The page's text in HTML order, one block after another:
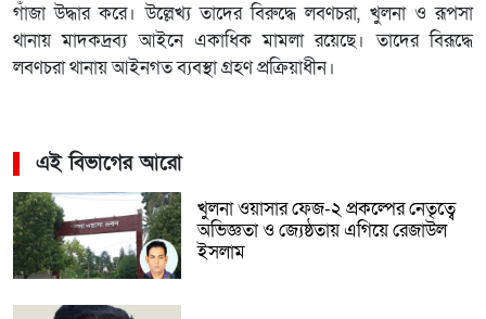
গাঁজা উদ্ধার করে। উল্লেখ্য তাদের বিরুদ্ধে লবণচরা, খুলনা ও রূপসা
থানায় মাদকদ্রব্য আইনে একাধিক মামলা রয়েছে। তাদের বিরূদ্ধে
লবণচরা থানায় আইনগত ব্যবস্থা গ্রহণ প্রক্রিয়াধীন।
এই বিভাগের আরো
খুলনা ওয়াসার ফেজ-২ প্রকল্পের নেতৃত্বে
অভিজ্ঞতা ও জ্যেষ্ঠতায় এগিয়ে রেজাউল
ইসলাম